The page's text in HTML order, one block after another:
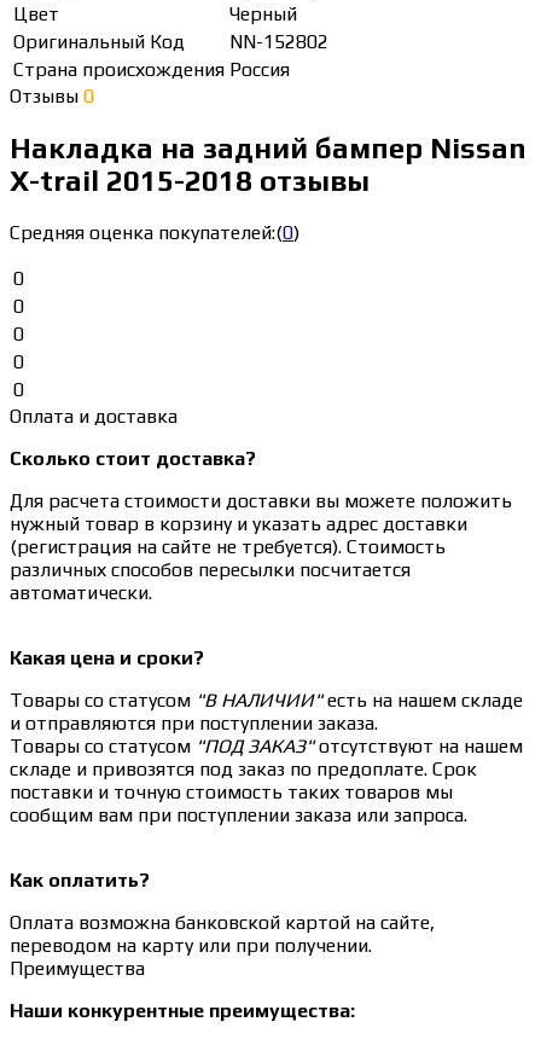
Цвет
Черный
Оригинальный Код
NN-152802
Страна происхождения Россия
Отзывы 0
Накладка на задний бампер Nissan
X-trail 2015-2018 отзывы
Средняя оценка покупателей:(0)
0
0
0
0
0
Оплата и доставка
Сколько стоит доставка?
Для расчета стоимости доставки вы можете положить
нужный товар в корзину и указать адрес доставки
(регистрация на сайте не требуется). Стоимость
различных способов пересылки посчитается
автоматически.
Какая цена и сроки?
Товары со статусом "В НАЛИЧИИ"есть на нашем складе
и отправляются при поступлении заказа.
Товары со статусом "ПОД ЗАКАЗ"отсутствуют на нашем
складе и привозятся под заказ по предоплате. Срок
поставки и точную стоимость таких товаров мы
сообщим вам при поступлении заказа или запроса.
Как оплатить?
Оплата возможна банковской картой на сайте,
переводом на карту или при получении.
Преимущества
Наши конкурентные преимущества: